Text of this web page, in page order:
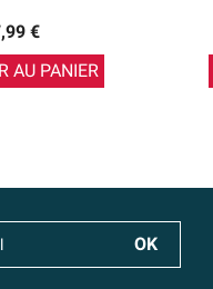
€
AU PANIER